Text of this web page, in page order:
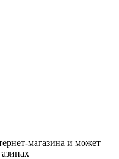
магазина и может